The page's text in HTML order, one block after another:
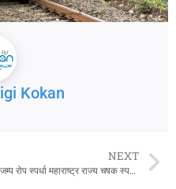
Kokan
NEXT
जम्प रोप स्पर्धा महाराष्ट्र राज्य चषक स्पर्धेत आर्या भोपीने पटकाविले सुवर्ण पदक